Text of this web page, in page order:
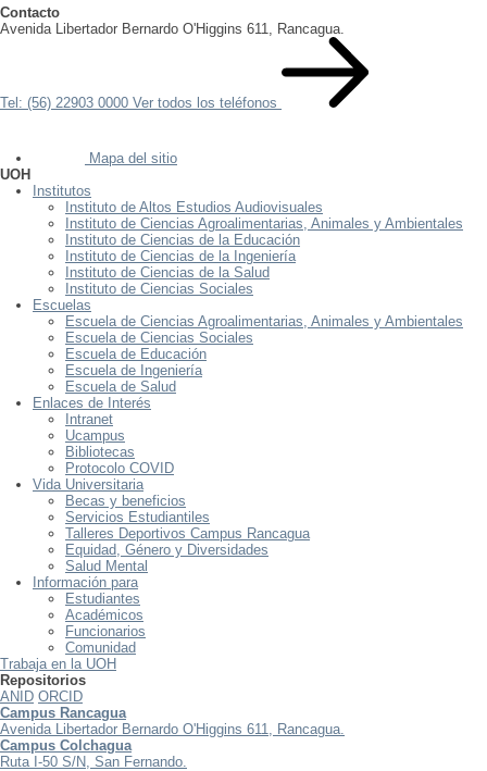
Contacto
Avenida Libertador Bernardo O'Higgins 611, Rancagua.
Tel: (56) 22903 0000 Ver todos los teléfonos
Mapa del sitio
UOH
Institutos
Instituto de Altos Estudios Audiovisuales
Instituto de Ciencias Agroalimentarias, Animales y Ambientales
Instituto de Ciencias de la Educación
Instituto de Ciencias de la Ingeniería
Instituto de Ciencias de la Salud
Instituto de Ciencias Sociales
Escuelas
Escuela de Ciencias Agroalimentarias, Animales y Ambientales
Escuela de Ciencias Sociales
Escuela de Educación
Escuela de Ingeniería
Escuela de Salud
Enlaces de Interés
Intranet
Ucampus
Bibliotecas
Protocolo COVID
Vida Universitaria
Becas y beneficios
Servicios Estudiantiles
Talleres Deportivos Campus Rancagua
Equidad, Género y Diversidades
Salud Mental
Información para
Estudiantes
Académicos
Funcionarios
Comunidad
Trabaja en la UOH
Repositorios
ANID ORCID
Campus Rancagua
Avenida Libertador Bernardo O'Higgins 611, Rancagua.
Campus Colchagua
Ruta I-50 S/N, San Fernando.